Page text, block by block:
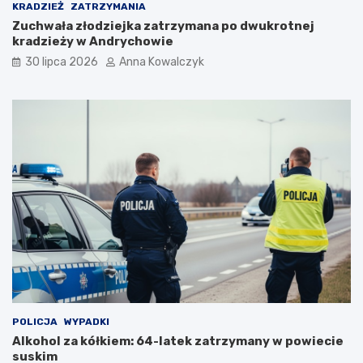
d
e
m
i
KRADZIEŻ ZATRZYMANIA
Zuchwała złodziejka zatrzymana po dwukrotnej
kradzieży w Andrychowie
30 lipca 2026 Anna Kowalczyk
POLICJA WYPADKI
Alkohol za kółkiem: 64-latek zatrzymany w powiecie
suskim